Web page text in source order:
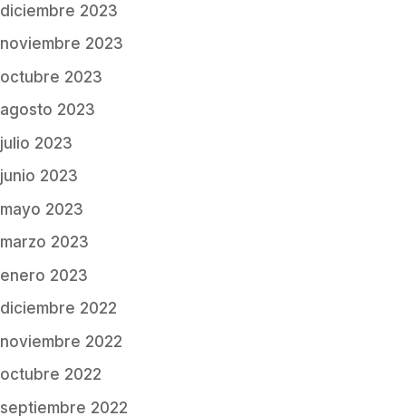
diciembre 2023
noviembre 2023
octubre 2023
agosto 2023
julio 2023
junio 2023
mayo 2023
marzo 2023
enero 2023
diciembre 2022
noviembre 2022
octubre 2022
septiembre 2022